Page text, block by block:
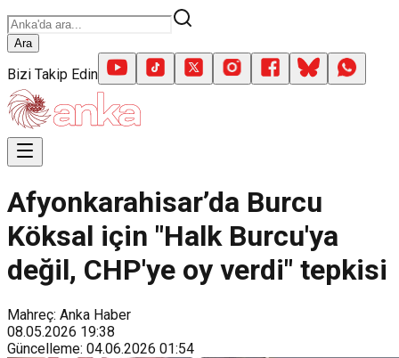
Ara
Bizi Takip Edin
Afyonkarahisar’da Burcu
Köksal için "Halk Burcu'ya
değil, CHP'ye oy verdi" tepkisi
Mahreç: Anka Haber
08.05.2026 19:38
Güncelleme: 04.06.2026 01:54